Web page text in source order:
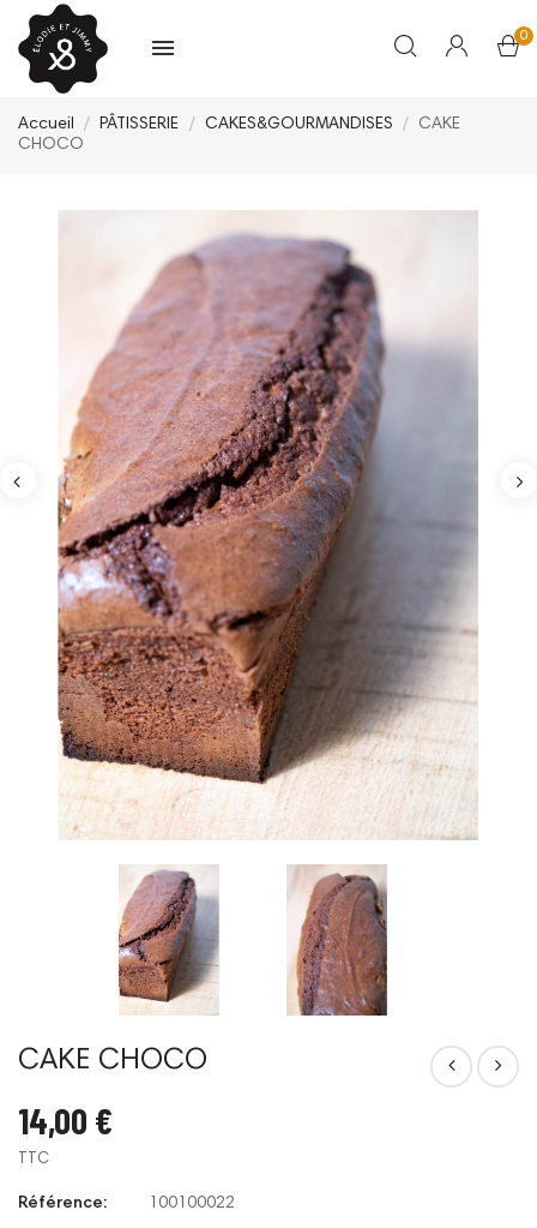
0
Accueil PÂTISSERIE CAKES&GOURMANDISES
CAKE
CHOCO
CAKE CHOCO
14,00 €
TTC
Référence: 100100022